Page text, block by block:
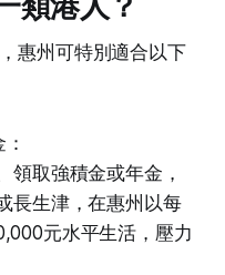
惠州可特別適合以下
領取強積金或年金，
長生津，在惠州以每
元水平生活，壓力